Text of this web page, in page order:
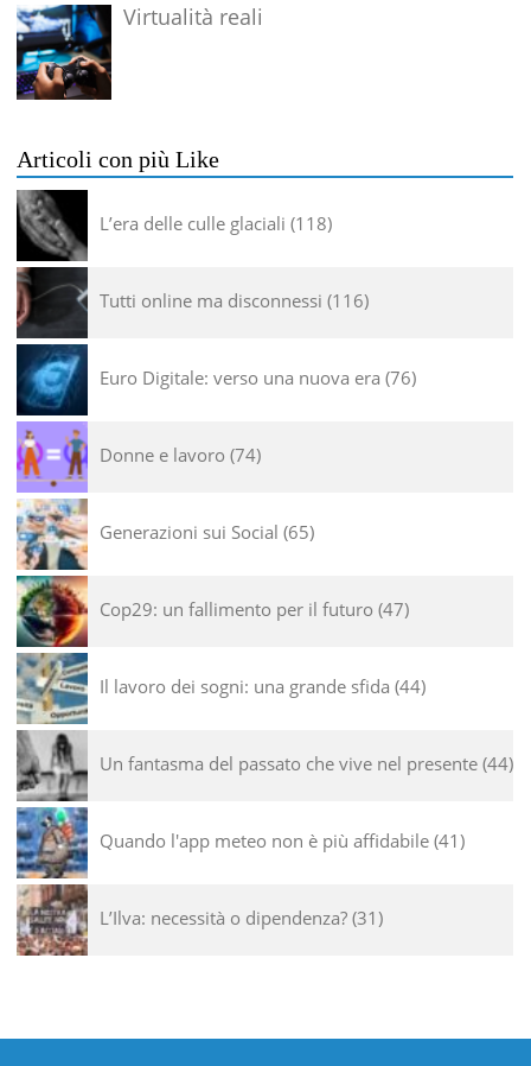
Virtualità reali
Articoli con più Like
L’era delle culle glaciali 118
Tutti online ma disconnessi 116
Euro Digitale: verso una nuova era 76
Donne e lavoro 74
Generazioni sui Social 65
Cop29: un fallimento per il futuro 47
Il lavoro dei sogni: una grande sfida 44
Un fantasma del passato che vive nel presente 44
Quando l'app meteo non è più affidabile 41
L’Ilva: necessità o dipendenza? 31